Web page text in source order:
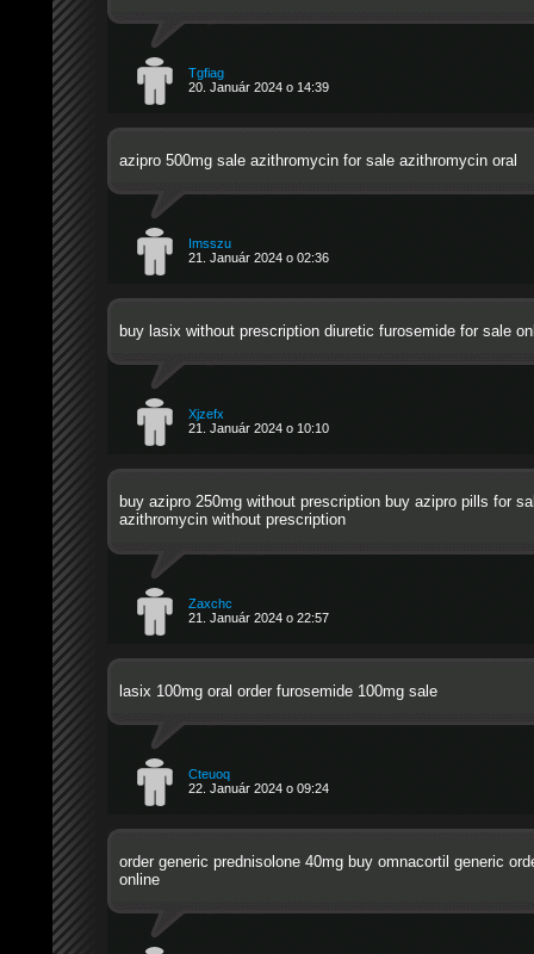
Tgfiag
20. Január 2024 o 14:39
azipro 500mg sale azithromycin for saleazithromycin oral
Imsszu
21. Január 2024 o 02:36
buy lasix without prescription diuretic furosemide for sale
Xjzefx
21. Január 2024 o 10:10
buy azipro 250mg without prescription buy azipro pills for
azithromycin without prescription
Zaxchc
21. Január 2024 o 22:57
lasix 100mg oral order furosemide 100mg sale
Cteuoq
22. Január 2024 o 09:24
order generic prednisolone 40mg buy omnacortil generic
online